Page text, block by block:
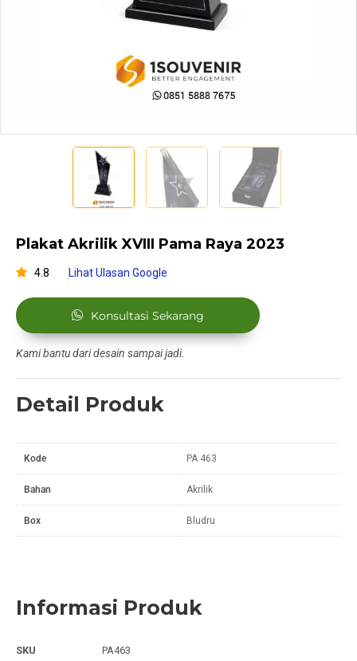
Plakat Akrilik XVIII Pama Raya 2023
4.8 Lihat Ulasan Google
Konsultasi Sekarang
Kami bantu dari desain sampai jadi.
Detail Produk
Kode PA 463
Bahan Akrilik
Box Bludru
Informasi Produk
SKU PA463